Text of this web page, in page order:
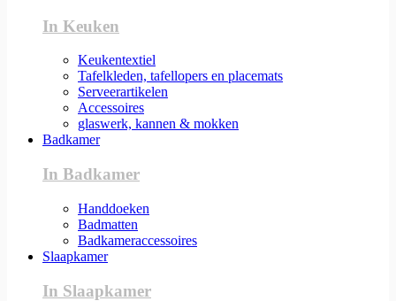
In Keuken
Keukentextiel
Tafelkleden, tafellopers en placemats
Serveerartikelen
Accessoires
glaswerk, kannen & mokken
Badkamer
In Badkamer
Handdoeken
Badmatten
Badkameraccessoires
Slaapkamer
In Slaapkamer